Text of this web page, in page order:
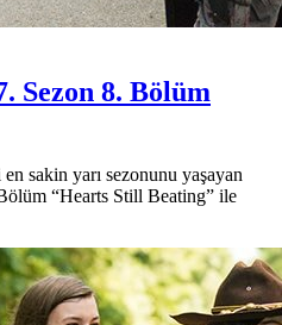
Sezon 8. Bölüm
sakin yarı sezonunu yaşayan
“Hearts Still Beating” ile